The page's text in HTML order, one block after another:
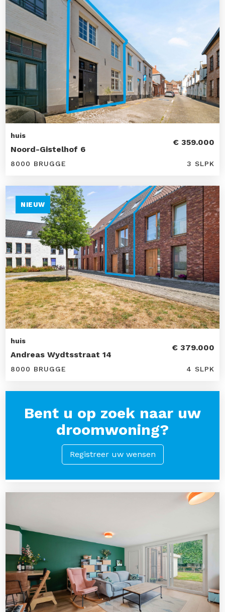
huis
Noord-Gistelhof 6
€ 359.000
8000 BRUGGE 3 SLPK
NIEUW
huis
Andreas Wydtsstraat 14
€ 379.000
8000 BRUGGE 4 SLPK
Bent u op zoek naar uw
droomwoning?
Registreer uw wensen